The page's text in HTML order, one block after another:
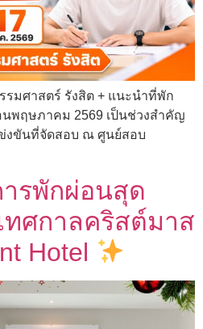
รมศาสตร์ รังสิต + แนะนำที่พัก
พฤษภาคม 2569 เป็นช่วงสำคัญ
งขันที่จัดสอบ ณ ศูนย์สอบ
รพักผ่อนสุด
ทศกาลคริสต์มาส
Hotel